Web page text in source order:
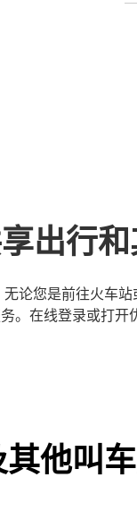
出行
论您是前往火车
。在线登录或打开
他叫